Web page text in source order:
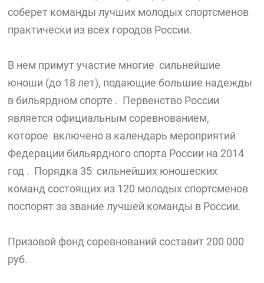
соберет команды лучших молодых спортсменов
практически из всех городов России.
В нем примут участие многие сильнейшие
юноши (до 18 лет), подающие большие надежды
в бильярдном спорте . Первенство России
является официальным соревнованием,
которое включено в календарь мероприятий
Федерации бильярдного спорта России на 2014
год . Порядка 35 сильнейших юношеских
команд состоящих из 120 молодых спортсменов
поспорят за звание лучшей команды в России.
Призовой фонд соревнований составит 200 000
руб.